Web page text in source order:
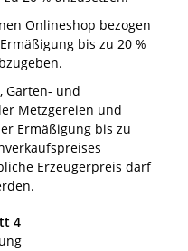
Onlineshop bezogen
bis zu 20 %
Garten- und
Metzgereien und
Ermäßigung bis zu
Erzeugerpreis darf
4